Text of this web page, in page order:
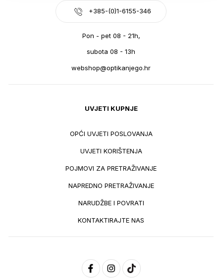
+385-(0)1-6155-346
Pon - pet 08 - 21h,
subota 08 - 13h
webshop@optikanjego.hr
UVJETI KUPNJE
OPĆI UVJETI POSLOVANJA
UVJETI KORIŠTENJA
POJMOVI ZA PRETRAŽIVANJE
NAPREDNO PRETRAŽIVANJE
NARUDŽBE I POVRATI
KONTAKTIRAJTE NAS